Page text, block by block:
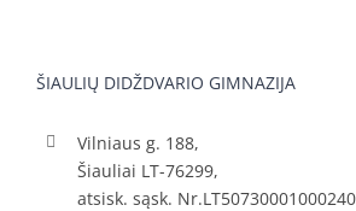
ŠIAULIŲ DIDŽDVARIO GIMNAZIJA
Vilniaus g. 188,
Šiauliai LT-76299,
atsisk. sąsk.